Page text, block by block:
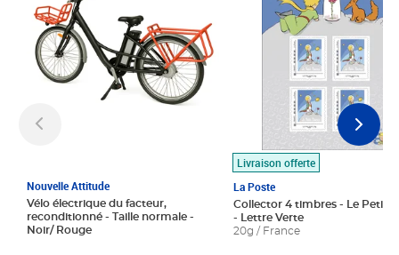
Nouvelle Attitude
Vélo électrique du facteur,
reconditionné - Taille normale -
Noir/ Rouge
Livraison offerte
La Poste
Collector 4 timbres - Le Petit
- Lettre Verte
20g / France